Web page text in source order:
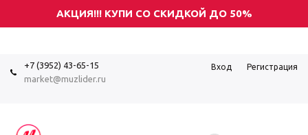
АКЦИЯ!!! КУПИ СО СКИДКОЙ ДО 50%
+7 (3952) 43-65-15
market@muzlider.ru
Вход Регистрация